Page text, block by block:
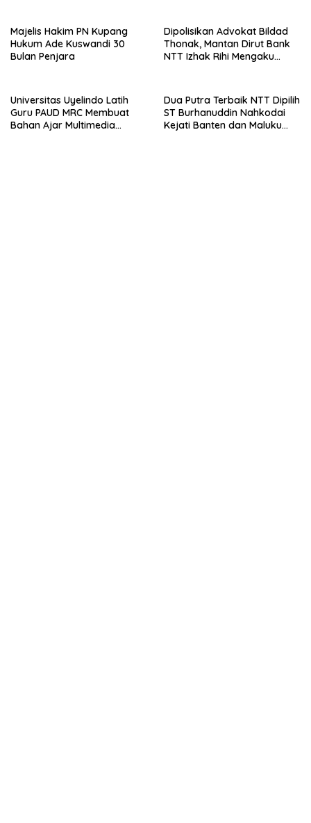
Majelis Hakim PN Kupang
Hukum Ade Kuswandi 30
Bulan Penjara
Dipolisikan Advokat Bildad
Thonak, Mantan Dirut Bank
NTT Izhak Rihi Mengaku
Universitas Uyelindo Latih
Guru PAUD MRC Membuat
Bahan Ajar Multimedia
Dua Putra Terbaik NTT Dipilih
ST Burhanuddin Nahkodai
Kejati Banten dan Maluku